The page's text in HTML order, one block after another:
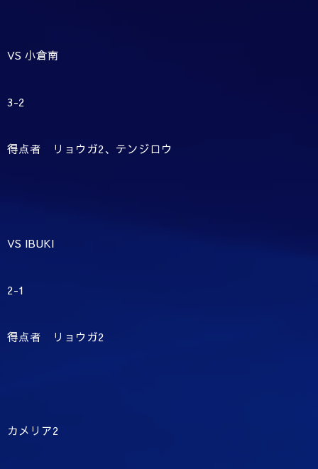
VS 小倉南
3-2
得点者 リョウガ2、テンジロウ
VS IBUKI
2-1
得点者 リョウガ2
カメリア2